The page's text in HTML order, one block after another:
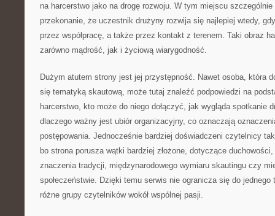
na harcerstwo jako na drogę rozwoju. W tym miejscu
przekonanie, że uczestnik drużyny rozwija się najlepiej wtedy,
przez współpracę, a także przez kontakt z terenem. Taki obraz
zarówno mądrość, jak i życiową wiarygodność.
Dużym atutem strony jest jej przystępność. Nawet osoba, która
się tematyką skautową, może tutaj znaleźć podpowiedzi na
harcerstwo, kto może do niego dołączyć, jak wygląda spotkanie
dlaczego ważny jest ubiór organizacyjny, co oznaczają
postępowania. Jednocześnie bardziej doświadczeni czytelnicy
bo strona porusza wątki bardziej złożone, dotyczące
znaczenia tradycji, międzynarodowego wymiaru skautingu czy
społeczeństwie. Dzięki temu serwis nie ogranicza się do jednego
różne grupy czytelników wokół wspólnej pasji.